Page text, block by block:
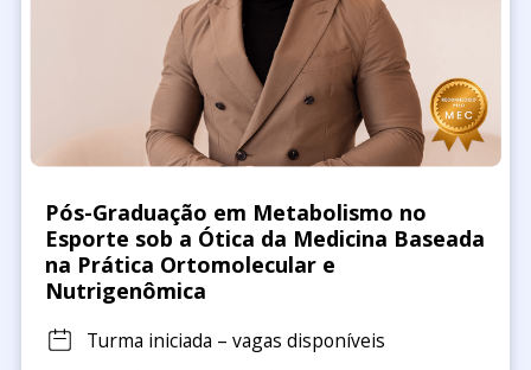
Pós-Graduação em Metabolismo no
Esporte sob a Ótica da Medicina Baseada
na Prática Ortomolecular e
Nutrigenômica
Turma iniciada – vagas disponíveis